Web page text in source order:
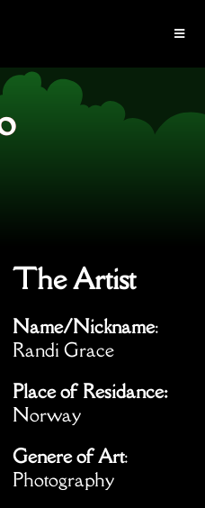
The Artist
Name/Nickname:
Randi Grace
Place of Residance:
Norway
Genere of Art:
Photography